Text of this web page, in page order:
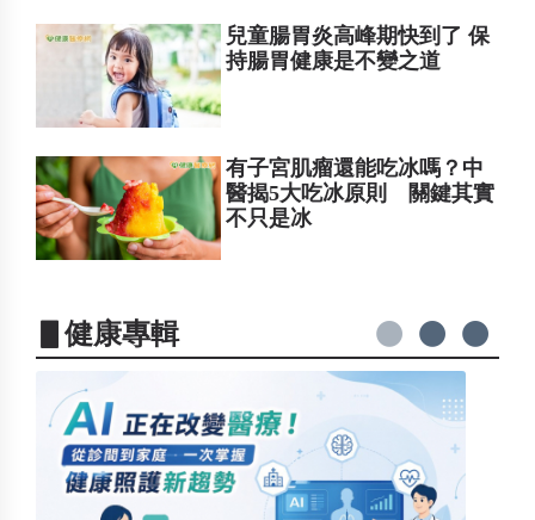
兒童腸胃炎高峰期快到了 保
持腸胃健康是不變之道
有子宮肌瘤還能吃冰嗎？中
醫揭5大吃冰原則 關鍵其實
不只是冰
▋健康專輯